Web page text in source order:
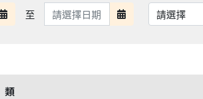
日期範圍開始
至 日期範圍結束 日期範圍結束
類